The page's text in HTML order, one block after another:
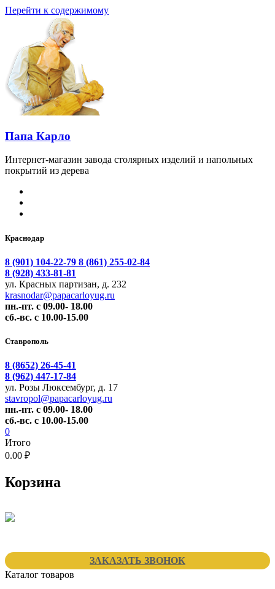
Перейти к содержимому
Папа Карло
Интернет-магазин завода столярных изделий и напольных
покрытий из дерева
Краснодар
8 (901) 104-22-79 8 (861) 255-02-84
8 (928) 433-81-81
ул. Красных партизан, д. 232
krasnodar@papacarloyug.ru
пн.-пт. с 09.00- 18.00
сб.-вс. с 10.00-15.00
Ставрополь
8 (8652) 26-45-41
8 (962) 447-17-84
ул. Розы Люксембург, д. 17
stavropol@papacarloyug.ru
пн.-пт. с 09.00- 18.00
сб.-вс. с 10.00-15.00
0
Итого
0.00 ₽
Корзина
ЗАКАЗАТЬ ЗВОНОК
Каталог товаров